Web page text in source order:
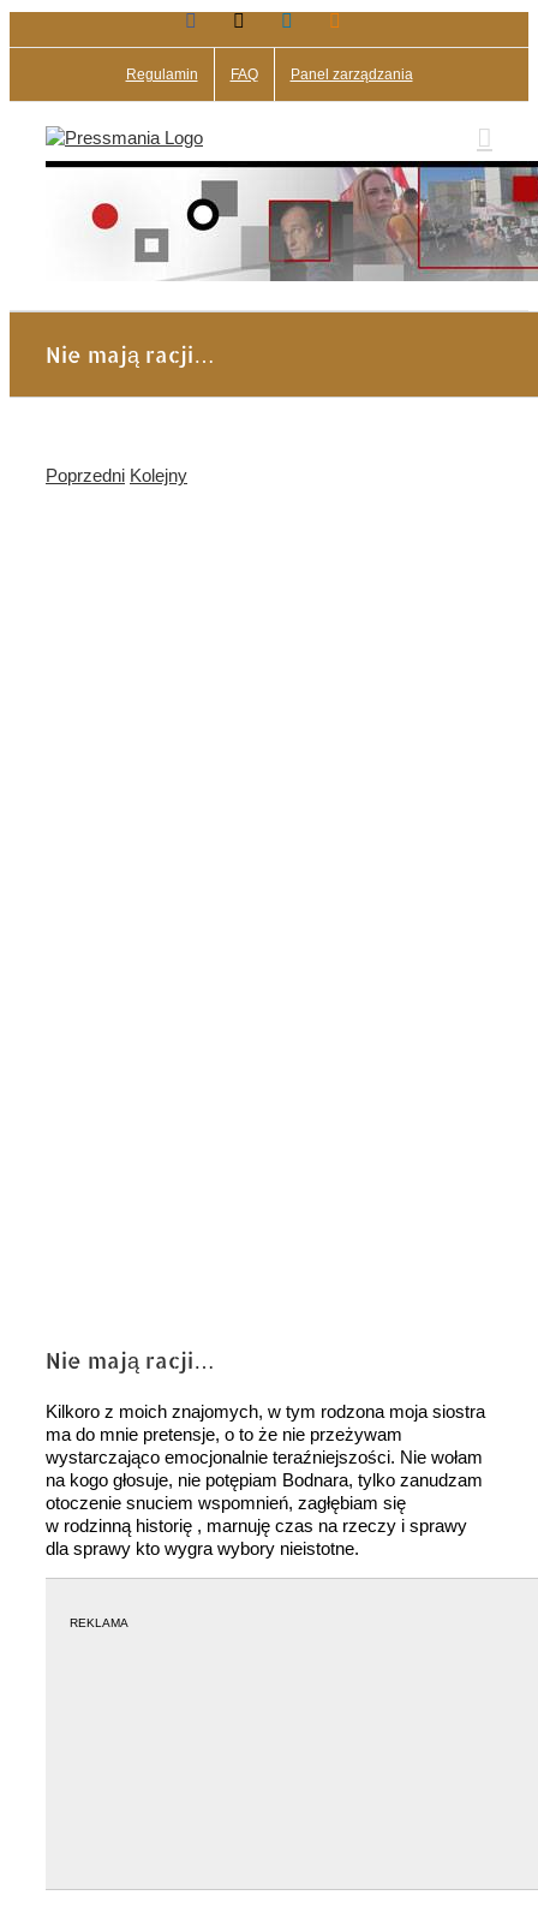
do
Facebook LinkedIn
Regulamin FAQ Panel zarządzania
Nie mają racji…
Poprzedni Kolejny
Nie mają racji…
Kilkoro z moich znajomych, w tym rodzona moja siostra
ma do mnie pretensje, o to że nie przeżywam
wystarczająco emocjonalnie teraźniejszości. Nie wołam
na kogo głosuje, nie potępiam Bodnara, tylko zanudzam
otoczenie snuciem wspomnień, zagłębiam się
w rodzinną historię , marnuję czas na rzeczy i sprawy
dla sprawy kto wygra wybory nieistotne.
REKLAMA